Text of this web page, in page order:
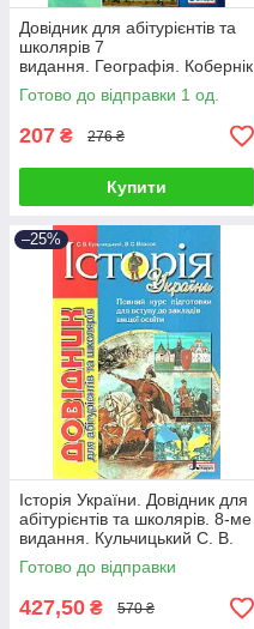
Довідник для абітурієнтів та
школярів 7
видання. Географія. Кобернік
С. Г.
Готово до відправки 1 од.
207 ₴ 276 ₴
Купити
–25%
Історія України. Довідник для
абітурієнтів та школярів. 8-ме
видання. Кульчицький С. В.
Готово до відправки
427,50 ₴ 570 ₴